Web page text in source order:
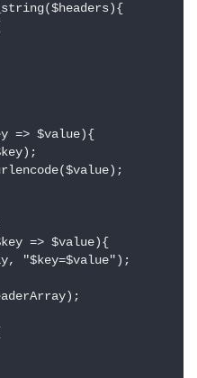
=> $value){
=> $value){
"$key=$value");